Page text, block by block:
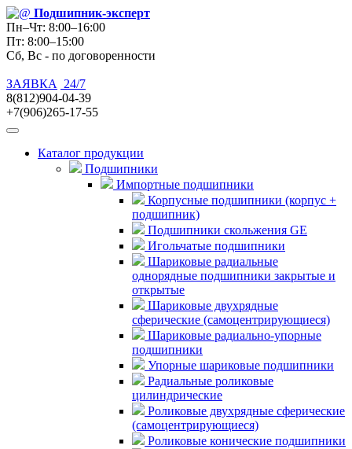
Подшипник-эксперт
Пн–Чт: 8:00–16:00
Пт: 8:00–15:00
Сб, Вс - по договоренности
ЗАЯВКА
24/7
8(812)904-04-39
+7(906)265-17-55
Каталог продукции
Подшипники
Импортные подшипники
Корпусные подшипники (корпус +
подшипник)
Подшипники скольжения GE
Игольчатые подшипники
Шариковые радиальные
однорядные подшипники закрытые и
открытые
Шариковые двухрядные
сферические (самоцентрирующиеся)
Шариковые радиально-упорные
подшипники
Упорные шариковые подшипники
Радиальные роликовые
цилиндрические
Роликовые двухрядные сферические
(самоцентрирующиеся)
Роликовые конические подшипники